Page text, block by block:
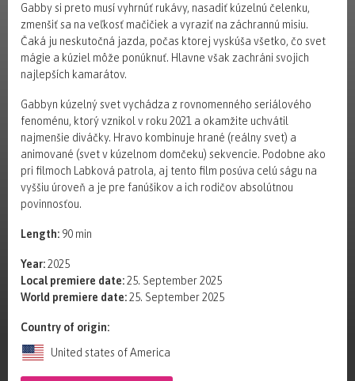
Gabby si preto musí vyhrnúť rukávy, nasadiť kúzelnú čelenku,
zmenšiť sa na veľkosť mačičiek a vyraziť na záchrannú misiu.
Čaká ju neskutočná jazda, počas ktorej vyskúša všetko, čo svet
mágie a kúziel môže ponúknuť. Hlavne však zachráni svojich
najlepších kamarátov.
Gabbyn kúzelný svet vychádza z rovnomenného seriálového
fenoménu, ktorý vznikol v roku 2021 a okamžite uchvátil
najmenšie diváčky. Hravo kombinuje hrané (reálny svet) a
animované (svet v kúzelnom domčeku) sekvencie. Podobne ako
pri filmoch Labková patrola, aj tento film posúva celú ságu na
vyššiu úroveň a je pre fanúšikov a ich rodičov absolútnou
povinnosťou.
Length: 90 min
Year:2025
Local premiere date:25. September 2025
World premiere date:25. September 2025
Country of origin:
United states of America